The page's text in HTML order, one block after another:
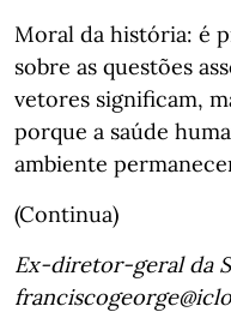
Moral da história: é
sobre as questões
vetores significam,
porque a saúde
ambiente
(Continua)
Ex-diretor-geral da